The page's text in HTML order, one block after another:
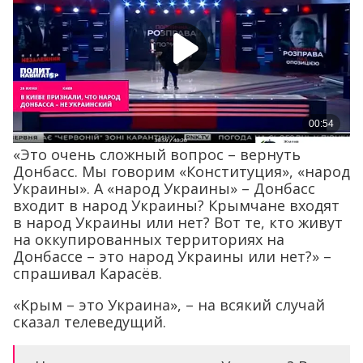
«Это очень сложный вопрос – вернуть
Донбасс. Мы говорим «Конституция», «народ
Украины». А «народ Украины» – Донбасс
входит в народ Украины? Крымчане входят
в народ Украины или нет? Вот те, кто живут
на оккупированных территориях на
Донбассе – это народ Украины или нет?» –
спрашивал Карасёв.
«Крым – это Украина», – на всякий случай
сказал телеведущий.